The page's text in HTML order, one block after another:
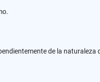
de la naturaleza